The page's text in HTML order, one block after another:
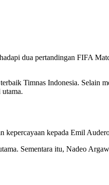
dua pertandingan FIFA
Timnas Indonesia. Selain
kepada Emil
Sementara itu, Nadeo